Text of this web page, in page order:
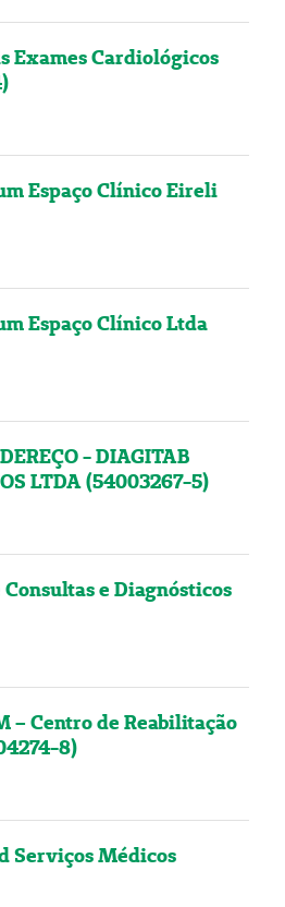
Exames Cardiológicos
Espaço Clínico Eireli
Espaço Clínico Ltda
- DIAGITAB
LTDA (54003267-5)
e Diagnósticos
– Centro de Reabilitação
8)
Serviços Médicos